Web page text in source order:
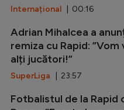
Internațional | 00:16
Adrian Mihalcea a
remiza cu Rapid:
alți jucători!”
SuperLiga | 23:57
Fotbalistul de la